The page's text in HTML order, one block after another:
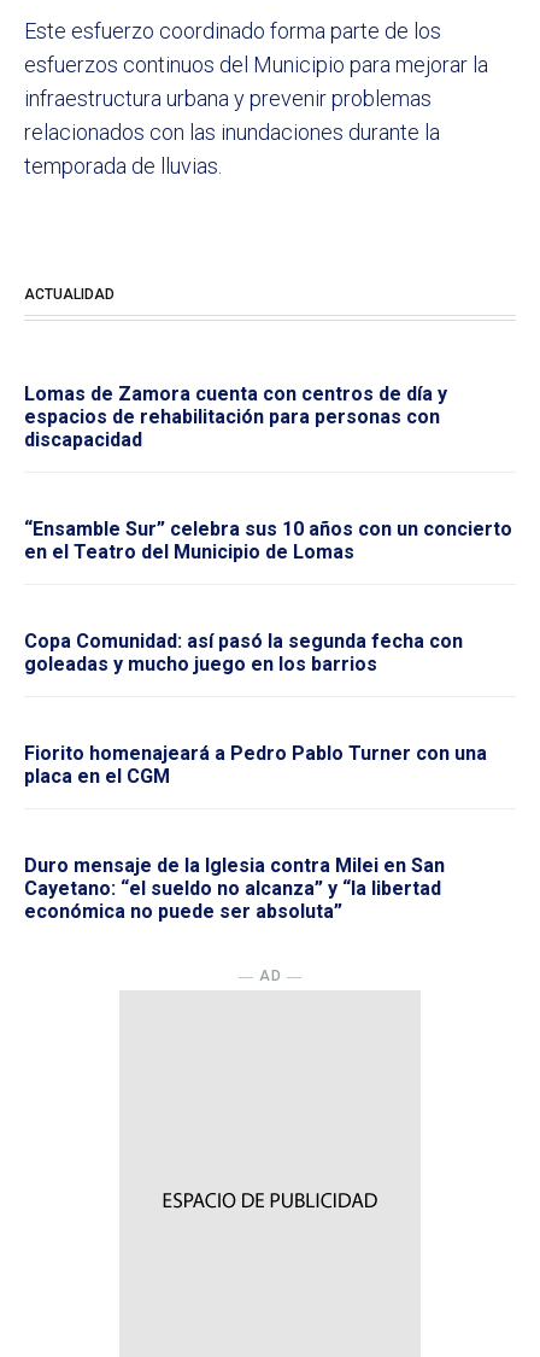
Este esfuerzo coordinado forma parte de los
esfuerzos continuos del Municipio para mejorar la
infraestructura urbana y prevenir problemas
relacionados con las inundaciones durante la
temporada de lluvias.
ACTUALIDAD
Lomas de Zamora cuenta con centros de día y
espacios de rehabilitación para personas con
discapacidad
“Ensamble Sur” celebra sus 10 años con un concierto
en el Teatro del Municipio de Lomas
Copa Comunidad: así pasó la segunda fecha con
goleadas y mucho juego en los barrios
Fiorito homenajeará a Pedro Pablo Turner con una
placa en el CGM
Duro mensaje de la Iglesia contra Milei en San
Cayetano: “el sueldo no alcanza” y “la libertad
económica no puede ser absoluta”
― AD ―